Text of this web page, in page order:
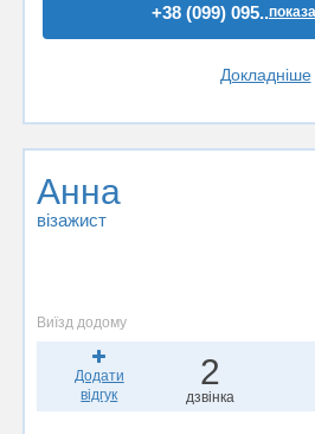
+38 (099) 095..
Докладніше
Анна
візажист
Виїзд додому
Додати
відгук
2
дзвінка